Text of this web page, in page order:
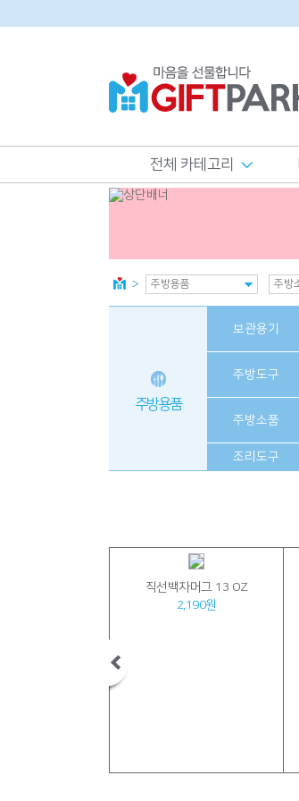
전체 카테고리
주방용품
보관용기
주방도구
주방소품
조리도구
직선백자머그 13 OZ
2,190원